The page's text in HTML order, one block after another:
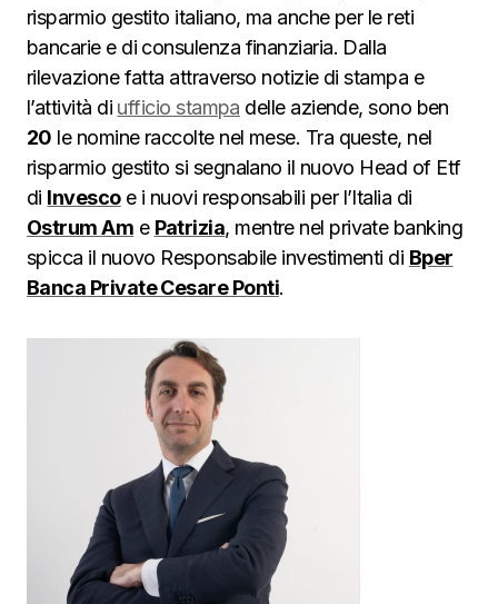
risparmio gestito italiano, ma anche per le reti
bancarie e di consulenza finanziaria. Dalla
rilevazione fatta attraverso notizie di stampa e
l’attività di ufficio stampa delle aziende, sono ben
20 le nomine raccolte nel mese. Tra queste, nel
risparmio gestito si segnalano il nuovo Head of Etf
di Invescoe i nuovi responsabili per l’Italia di
Ostrum Am e Patrizia, mentre nel private banking
spicca il nuovo Responsabile investimenti di Bper
Banca Private Cesare Ponti.